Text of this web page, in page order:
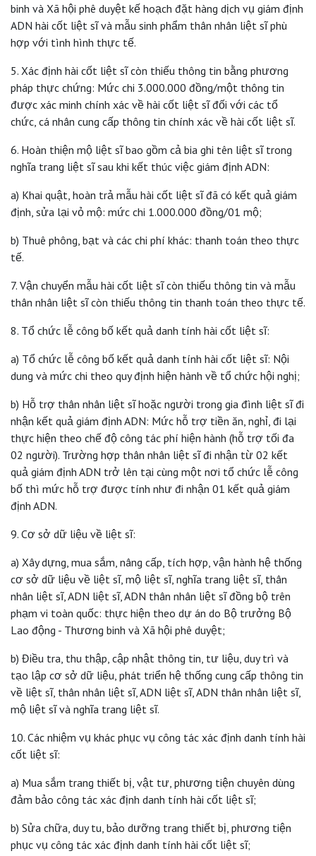
binh và Xã hội phê duyệt kế hoạch đặt hàng dịch vụ giám định
ADN hài cốt liệt sĩ và mẫu sinh phẩm thân nhân liệt sĩ phù
hợp với tình hình thực tế.
5. Xác định hài cốt liệt sĩ còn thiếu thông tin bằng phương
pháp thực chứng: Mức chi 3.000.000 đồng/một thông tin
được xác minh chính xác về hài cốt liệt sĩ đối với các tổ
chức, cá nhân cung cấp thông tin chính xác về hài cốt liệt sĩ.
6. Hoàn thiện mộ liệt sĩ bao gồm cả bia ghi tên liệt sĩ trong
nghĩa trang liệt sĩ sau khi kết thúc việc giám định ADN:
a) Khai quật, hoàn trả mẫu hài cốt liệt sĩ đã có kết quả giám
định, sửa lại vỏ mộ: mức chi 1.000.000 đồng/01 mộ;
b) Thuê phông, bạt và các chi phí khác: thanh toán theo thực
tế.
7. Vận chuyển mẫu hài cốt liệt sĩ còn thiếu thông tin và mẫu
thân nhân liệt sĩ còn thiếu thông tin thanh toán theo thực tế.
8. Tổ chức lễ công bố kết quả danh tính hài cốt liệt sĩ:
a) Tổ chức lễ công bố kết quả danh tính hài cốt liệt sĩ: Nội
dung và mức chi theo quy định hiện hành về tổ chức hội nghị;
b) Hỗ trợ thân nhân liệt sĩ hoặc người trong gia đình liệt sĩ đi
nhận kết quả giám định ADN: Mức hỗ trợ tiền ăn, nghỉ, đi lại
thực hiện theo chế độ công tác phí hiện hành (hỗ trợ tối đa
02 người). Trường hợp thân nhân liệt sĩ đi nhận từ 02 kết
quả giám định ADN trở lên tại cùng một nơi tổ chức lễ công
bố thì mức hỗ trợ được tính như đi nhận 01 kết quả giám
định ADN.
9. Cơ sở dữ liệu về liệt sĩ:
a) Xây dựng, mua sắm, nâng cấp, tích hợp, vận hành hệ thống
cơ sở dữ liệu về liệt sĩ, mộ liệt sĩ, nghĩa trang liệt sĩ, thân
nhân liệt sĩ, ADN liệt sĩ, ADN thân nhân liệt sĩ đồng bộ trên
phạm vi toàn quốc: thực hiện theo dự án do Bộ trưởng Bộ
Lao động - Thương binh và Xã hội phê duyệt;
b) Điều tra, thu thập, cập nhật thông tin, tư liệu, duy trì và
tạo lập cơ sở dữ liệu, phát triển hệ thống cung cấp thông tin
về liệt sĩ, thân nhân liệt sĩ, ADN liệt sĩ, ADN thân nhân liệt sĩ,
mộ liệt sĩ và nghĩa trang liệt sĩ.
10. Các nhiệm vụ khác phục vụ công tác xác định danh tính hài
cốt liệt sĩ:
a) Mua sắm trang thiết bị, vật tư, phương tiện chuyên dùng
đảm bảo công tác xác định danh tính hài cốt liệt sĩ;
b) Sửa chữa, duy tu, bảo dưỡng trang thiết bị, phương tiện
phục vụ công tác xác định danh tính hài cốt liệt sĩ;